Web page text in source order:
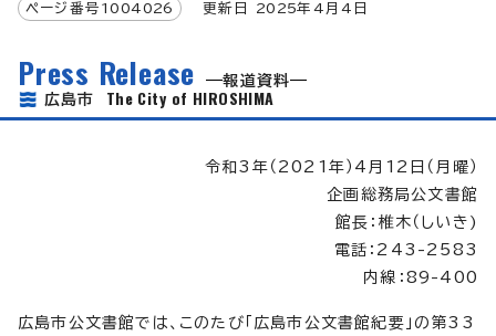
ページ番号 1004026 更新日 2025年4月4日
Press Release
報道資料
広島市 The City of HIROSHIMA
令和3年（2021年）4月12日（月曜）
企画総務局公文書館
館長：椎木（しいき)
電話：243-2583
内線：89-400
広島市公文書館では、このたび「広島市公文書館紀要」の第33